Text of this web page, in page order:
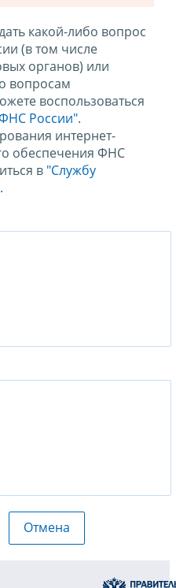
какой-либо вопрос
(в том числе
органов) или
вопросам
воспользоваться
России".
интернет-
обеспечения ФНС
в "Службу
Отмена